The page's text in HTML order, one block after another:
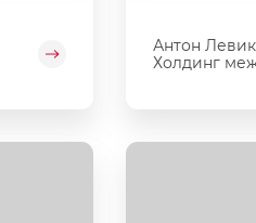
Антон
Холдинг